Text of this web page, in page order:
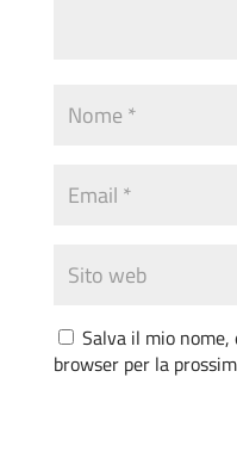
Salva il mio
browser per la